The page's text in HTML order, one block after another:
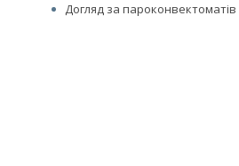
Догляд за